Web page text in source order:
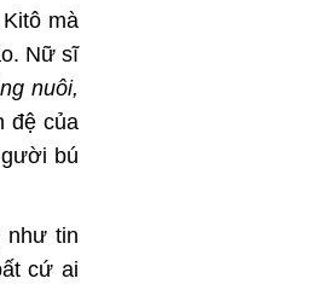
mà
Nữ sĩ
nuôi,
đệ của
bú
như tin
cứ ai